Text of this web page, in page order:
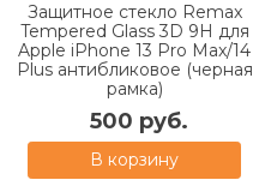
Защитное стекло Remax
Tempered Glass 3D 9H для
Apple iPhone 13 Pro Max/14
Plus антибликовое (черная
рамка)
500 руб.
В корзину